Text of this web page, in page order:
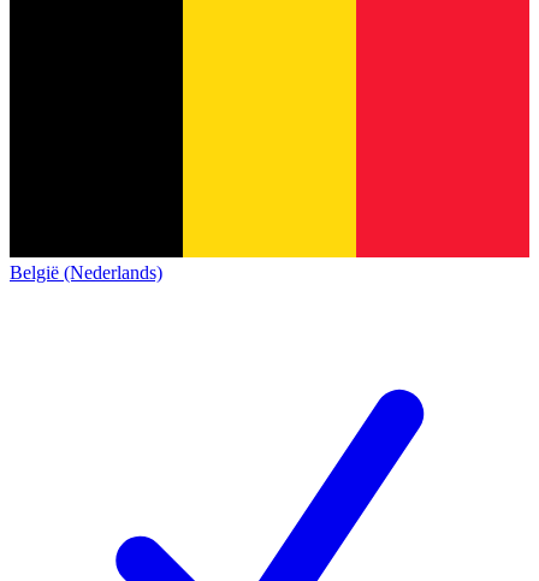
België (Nederlands)